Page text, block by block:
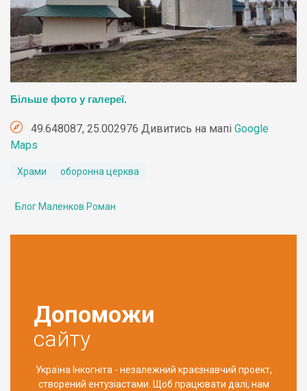
Більше фото у галереї.
49.648087, 25.002976 Дивитись на мапі Google
Maps
Храми оборонна церква
Блог Маленков Роман
Допоможи
сайту
Україна Інкогніта - незалежний краєзнавчий проект,
створений ентузіастами. Щоб працювати далі, нам